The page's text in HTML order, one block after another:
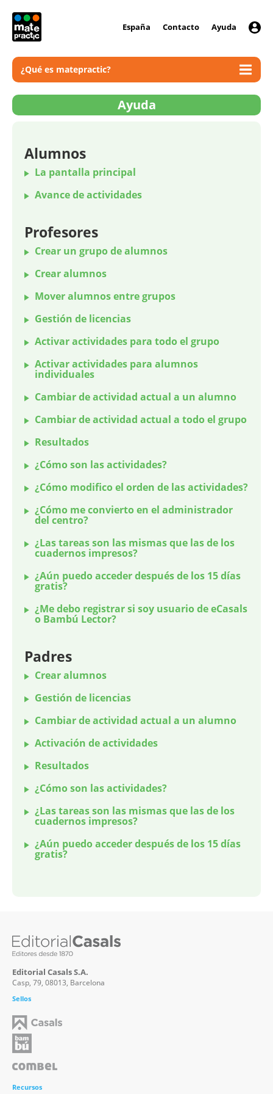
España Contacto Ayuda
¿Qué es matepractic?
Ayuda
Alumnos
La pantalla principal
Avance de actividades
Profesores
Crear un grupo de alumnos
Crear alumnos
Mover alumnos entre grupos
Gestión de licencias
Activar actividades para todo el grupo
Activar actividades para alumnos
individuales
Cambiar de actividad actual a un alumno
Cambiar de actividad actual a todo el grupo
Resultados
¿Cómo son las actividades?
¿Cómo modifico el orden de las actividades?
¿Cómo me convierto en el administrador
del centro?
¿Las tareas son las mismas que las de los
cuadernos impresos?
¿Aún puedo acceder después de los 15 días
gratis?
¿Me debo registrar si soy usuario de eCasals
o Bambú Lector?
Padres
Crear alumnos
Gestión de licencias
Cambiar de actividad actual a un alumno
Activación de actividades
Resultados
¿Cómo son las actividades?
¿Las tareas son las mismas que las de los
cuadernos impresos?
¿Aún puedo acceder después de los 15 días
gratis?
Editorial Casals S.A.
Casp, 79, 08013, Barcelona
Sellos
Recursos